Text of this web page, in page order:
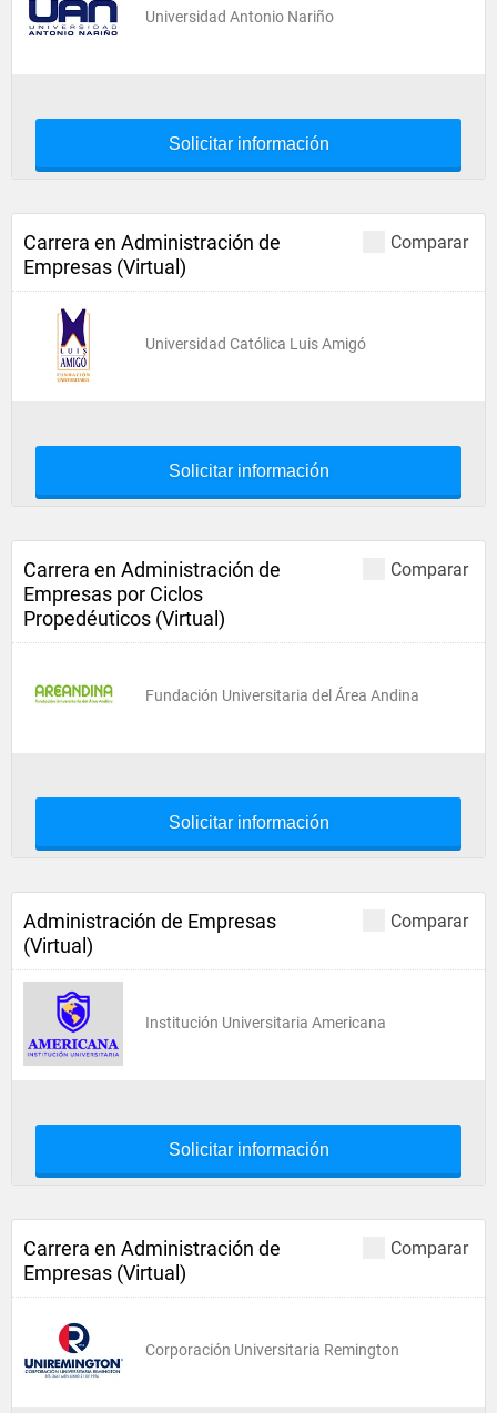
Universidad Antonio Nariño
Solicitar información
Comparar
Carrera en Administración de
Empresas (Virtual)
Universidad Católica Luis Amigó
Solicitar información
Comparar
Carrera en Administración de
Empresas por Ciclos
Propedéuticos (Virtual)
Fundación Universitaria del Área Andina
Solicitar información
Comparar
Administración de Empresas
(Virtual)
Institución Universitaria Americana
Solicitar información
Comparar
Carrera en Administración de
Empresas (Virtual)
Corporación Universitaria Remington